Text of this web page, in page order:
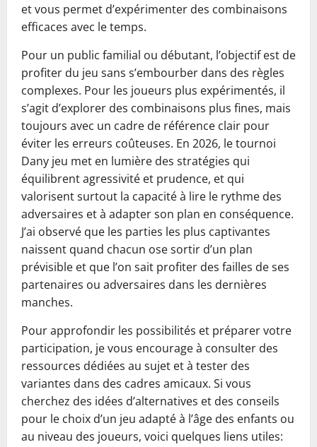
et vous permet d’expérimenter des combinaisons
efficaces avec le temps.
Pour un public familial ou débutant, l’objectif est de
profiter du jeu sans s’embourber dans des règles
complexes. Pour les joueurs plus expérimentés, il
s’agit d’explorer des combinaisons plus fines, mais
toujours avec un cadre de référence clair pour
éviter les erreurs coûteuses. En 2026, le tournoi
Dany jeu met en lumière des stratégies qui
équilibrent agressivité et prudence, et qui
valorisent surtout la capacité à lire le rythme des
adversaires et à adapter son plan en conséquence.
J’ai observé que les parties les plus captivantes
naissent quand chacun ose sortir d’un plan
prévisible et que l’on sait profiter des failles de ses
partenaires ou adversaires dans les dernières
manches.
Pour approfondir les possibilités et préparer votre
participation, je vous encourage à consulter des
ressources dédiées au sujet et à tester des
variantes dans des cadres amicaux. Si vous
cherchez des idées d’alternatives et des conseils
pour le choix d’un jeu adapté à l’âge des enfants ou
au niveau des joueurs, voici quelques liens utiles: